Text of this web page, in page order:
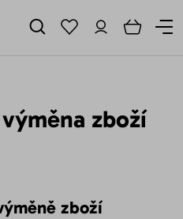
zboží
zboží